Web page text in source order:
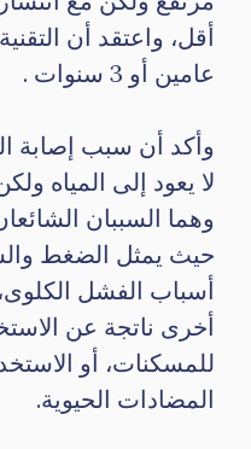
أقل، واعتقد أن
عامين أو 3 سنوات .
وأكد أن سبب إصابة
لا يعود إلى المياه
وهما السببان
أسباب الفشل
أخرى ناتجة عن
للمسكنات، أو
المضادات الحيوية.